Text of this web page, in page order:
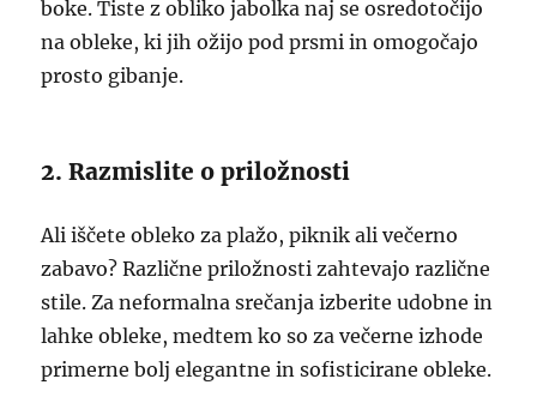
boke. Tiste z obliko jabolka naj se osredotočijo
na obleke, ki jih ožijo pod prsmi in omogočajo
prosto gibanje.
2. Razmislite o priložnosti
Ali iščete obleko za plažo, piknik ali večerno
zabavo? Različne priložnosti zahtevajo različne
stile. Za neformalna srečanja izberite udobne in
lahke obleke, medtem ko so za večerne izhode
primerne bolj elegantne in sofisticirane obleke.